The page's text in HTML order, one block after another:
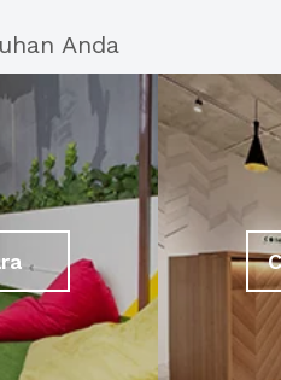
Anda